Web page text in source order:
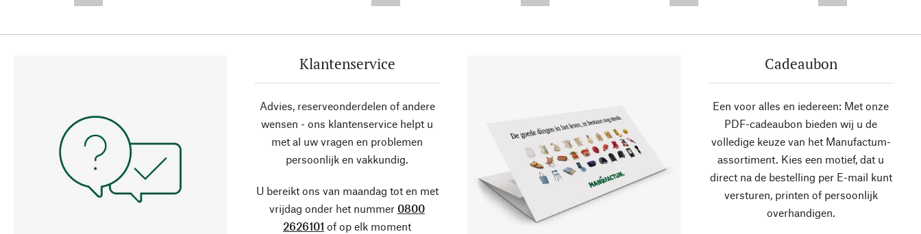
Klantenservice
Advies, reserveonderdelen of andere
wensen - ons klantenservice helpt u
met al uw vragen en problemen
persoonlijk en vakkundig.
U bereikt ons van maandag tot en met
vrijdag onder het nummer 0800
2626101 of op elk moment
Cadeaubon
Een voor alles en iedereen: Met onze
PDF-cadeaubon bieden wij u de
volledige keuze van het Manufactum-
assortiment. Kies een motief, dat u
direct na de bestelling per E-mail kunt
versturen, printen of persoonlijk
overhandigen.